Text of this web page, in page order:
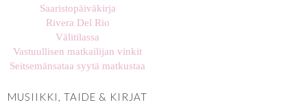
Saaristopäiväkirja
Rivera Del Rio
Välitilassa
Vastuullisen matkailijan vinkit
Seitsemänsataa syytä matkustaa
MUSIIKKI, TAIDE & KIRJAT